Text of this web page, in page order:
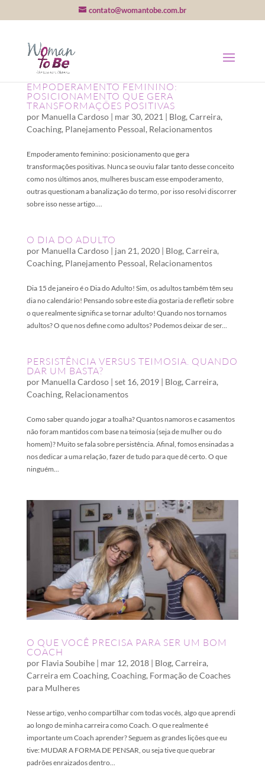
contato@womantobe.com.br
EMPODERAMENTO FEMININO:
POSICIONAMENTO QUE GERA
TRANSFORMAÇÕES POSITIVAS
por Manuella Cardoso| mar 30, 2021 | Blog, Carreira,
Coaching, Planejamento Pessoal, Relacionamentos
Empoderamento feminino: posicionamento que gera
transformações positivas. Nunca se ouviu falar tanto desse conceito
como nos últimos anos, mulheres buscam esse empoderamento,
outras questionam a banalização do termo, por isso resolvi discorrer
sobre isso nesse artigo....
O DIA DO ADULTO
por Manuella Cardoso| jan 21, 2020| Blog, Carreira,
Coaching, Planejamento Pessoal, Relacionamentos
Dia 15 de janeiro é o Dia do Adulto! Sim, os adultos também têm seu
dia no calendário! Pensando sobre este dia gostaria de refletir sobre
o que realmente significa se tornar adulto! Quando nos tornamos
adultos? O que nos define como adultos? Podemos deixar de ser...
PERSISTÊNCIA VERSUS TEIMOSIA. QUANDO
DAR UM BASTA?
por Manuella Cardoso| set 16, 2019| Blog, Carreira,
Coaching, Relacionamentos
Como saber quando jogar a toalha? Quantos namoros e casamentos
não foram mantidos com base na teimosia (seja de mulher ou do
homem)? Muito se fala sobre persistência. Afinal, fomos ensinadas a
nos dedicar a uma relação, fazer de tudo para que dê certo. O que
ninguém...
O QUE VOCÊ PRECISA PARA SER UM BOM
COACH
por Flavia Soubihe| mar 12, 2018| Blog, Carreira,
Carreira em Coaching, Coaching, Formação de Coaches
para Mulheres
Nesse artigo, venho compartilhar com todas vocês, algo que aprendi
ao longo de minha carreira como Coach. O que realmente é
importante um Coach aprender? Seguem as grandes lições que eu
tive: MUDAR A FORMA DE PENSAR, ou seja tive que quebrar
padrões enraizados dentro...